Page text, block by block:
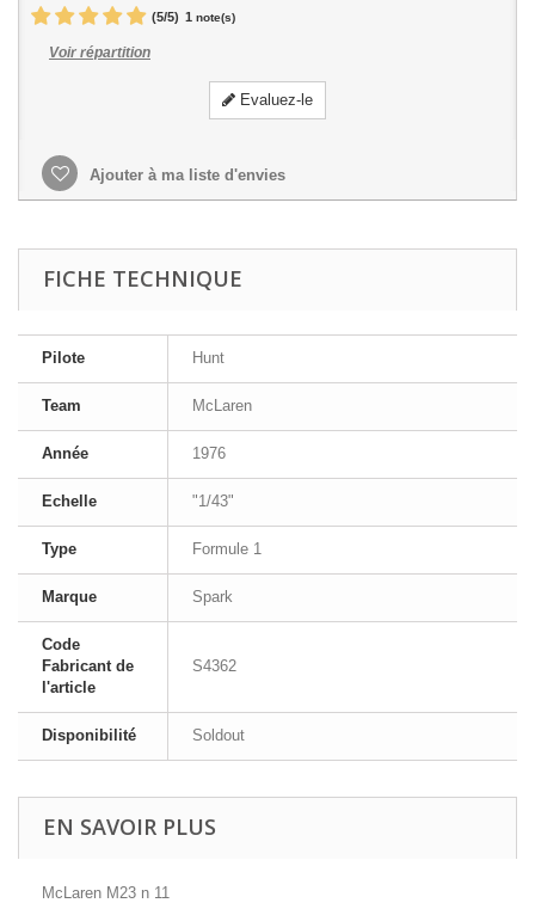
(5/5) 1 note(s)
Voir répartition
Evaluez-le
Ajouter à ma liste d'envies
FICHE TECHNIQUE
Pilote Hunt
Team McLaren
Année 1976
Echelle "1/43"
Type Formule 1
Marque Spark
Code
Fabricant de
l'article
S4362
Disponibilité Soldout
EN SAVOIR PLUS
McLaren M23 n 11